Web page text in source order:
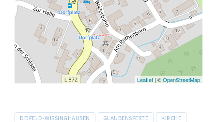
Leaflet | ©OpenStreetMap
Tags
DEIFELD-WISSINGHAUSEN GLAUBENSFESTE KIRCHE